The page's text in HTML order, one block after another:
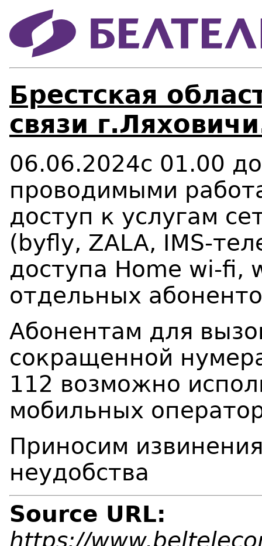
Брестская
связи
06.06.2024с 01.00
проводимыми
доступ к услугам
(byfly, ZALA, IMS-
доступа Home wi-fi,
отдельных
Абонентам для
сокращенной
112 возможно
мобильных
Приносим
неудобства
Source URL:
https://